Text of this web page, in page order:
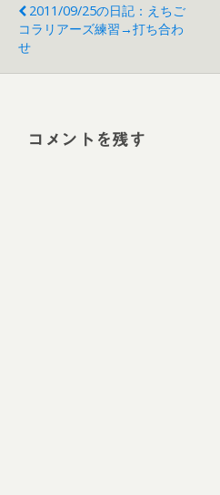
2011/09/25の日記：えちご
コラリアーズ練習→打ち合わ
せ
コメントを残す